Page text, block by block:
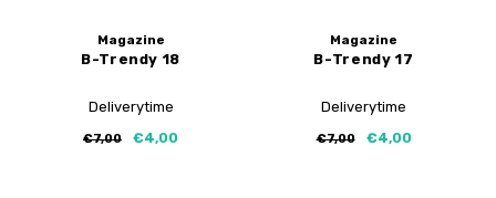
Magazine
B-Trendy 18
Deliverytime
€7,00 €4,00
Magazine
B-Trendy 17
Deliverytime
€7,00 €4,00